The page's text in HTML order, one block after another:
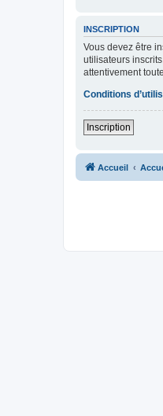
INSCRIPTION
Vous devez être
utilisateurs
attentivement
Conditions
Inscription
Accueil